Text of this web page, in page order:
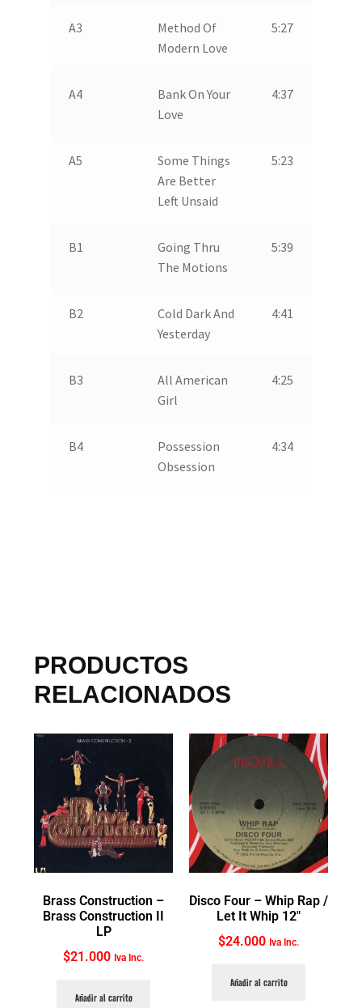
A3
Method Of
Modern Love
5:27
A4
Bank On Your
Love
4:37
A5
Some Things
Are Better
Left Unsaid
5:23
B1
Going Thru
The Motions
5:39
B2
Cold Dark And
Yesterday
4:41
B3
All American
Girl
4:25
B4
Possession
Obsession
4:34
PRODUCTOS
RELACIONADOS
Brass Construction ‎–
Brass Construction II
LP
$21.000 Iva Inc.
Añadir al carrito
Disco Four ‎– Whip Rap /
Let It Whip 12″
$24.000 Iva Inc.
Añadir al carrito